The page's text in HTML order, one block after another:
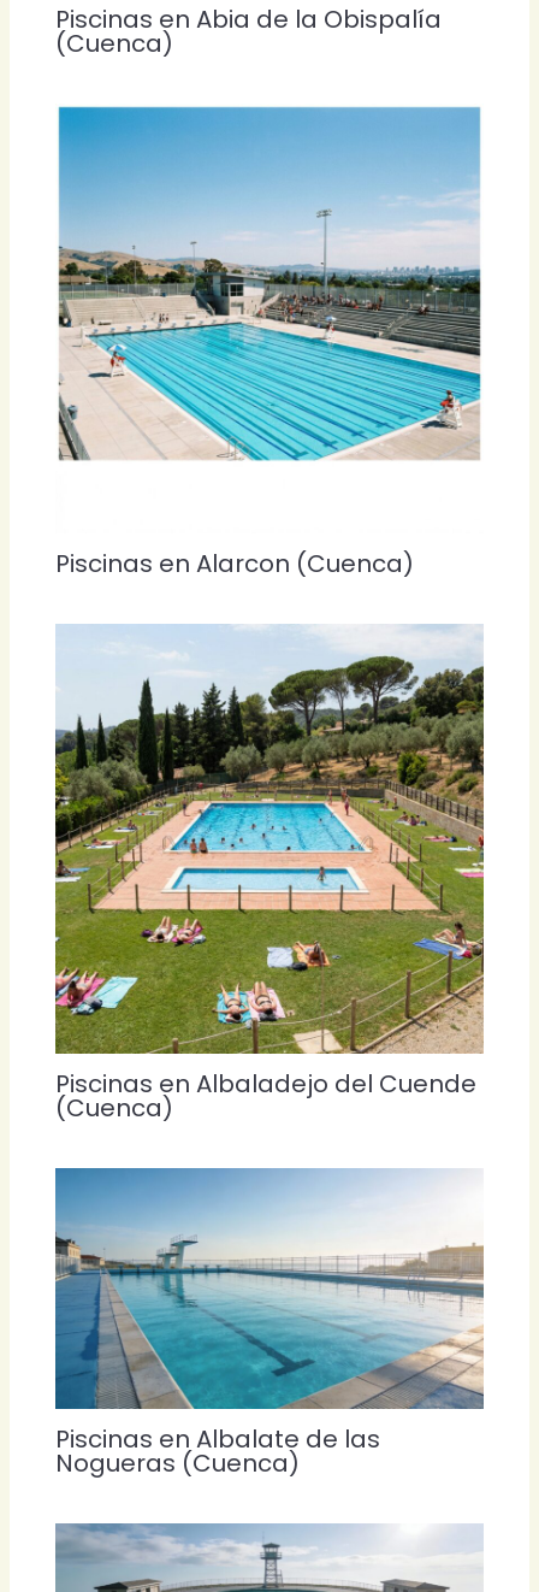
Piscinas en Abia de la Obispalía
(Cuenca)
Piscinas en Alarcon (Cuenca)
Piscinas en Albaladejo del Cuende
(Cuenca)
Piscinas en Albalate de las
Nogueras (Cuenca)